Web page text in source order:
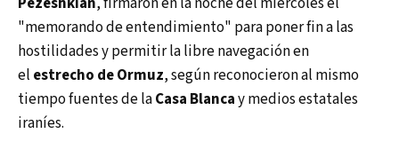
"memorando de entendimiento" para poner fin a las
hostilidades y permitir la libre navegación en
el estrecho de Ormuz, según reconocieron al mismo
tiempo fuentes de laCasa Blancay medios estatales
iraníes.